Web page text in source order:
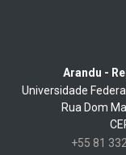
Arandu -
Universidade
Rua Dom
+55 81